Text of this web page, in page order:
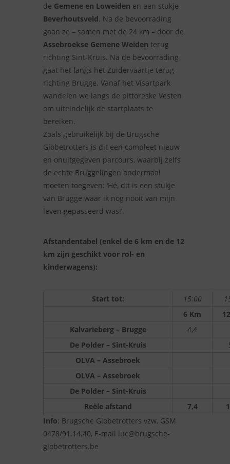
de Gemene en Loweiden en een stukje
Beverhoutsveld. Na de bevoorrading
gaan ze – samen met de 24 km – door de
Assebroekse Gemene Weiden terug
richting Sint-Kruis. Na de bevoorrading
gaat het langs het Zuidervaartje terug
richting Brugge. Vanaf het Visartpark
wandelen we langs de pittoreske Vesten
om uiteindelijk de startplaats te
bereiken.
Zoals gebruikelijk bij de Brugsche
Globetrotters is dit een compleet nieuw
en onuitgegeven parcours, waarbij zelfs
de echte Bruggelingen andermaal
moeten toegeven: ‘Hé, dit is een stukje
van Brugge waar ik nog nooit van mijn
leven gepasseerd was!’.
Afstandentabel (enkel de 6 km en de 12
km zijn geschikt voor rol- en
kinderwagens):
Start tot: 15:00
6 Km
Kalvarieberg – Brugge
4,4
De Polder – Sint-Kruis
OLVA – Assebroek
OLVA – Assebroek
De Polder – Sint-Kruis
Reële afstand
7,4
Info: Brugsche Globetrotters vzw, GSM
0478/91.14.40, E-mail luc@brugsche-
globetrotters.be